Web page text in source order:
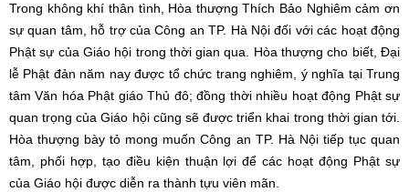
Trong không khí thân tình, Hòa thượng Thích Bảo Nghiêm cảm ơn
sự quan tâm, hỗ trợ của Công an TP. Hà Nội đối với các hoạt động
Phật sự của Giáo hội trong thời gian qua. Hòa thượng cho biết, Đại
lễ Phật đản năm nay được tổ chức trang nghiêm, ý nghĩa tại Trung
tâm Văn hóa Phật giáo Thủ đô; đồng thời nhiều hoạt động Phật sự
quan trọng của Giáo hội cũng sẽ được triển khai trong thời gian tới.
Hòa thượng bày tỏ mong muốn Công an TP. Hà Nội tiếp tục quan
tâm, phối hợp, tạo điều kiện thuận lợi để các hoạt động Phật sự
của Giáo hội được diễn ra thành tựu viên mãn.